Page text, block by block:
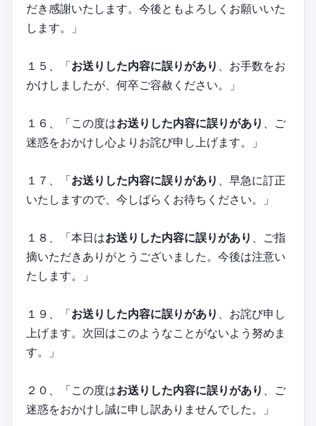
だき感謝いたします。今後ともよろしくお願いいた
します。」
１５、「お送りした内容に誤りがあり
、お手数をお
かけしましたが、何卒ご容赦ください。」
１６、「この度はお送りした内容に誤りがあり
、ご
迷惑をおかけし心よりお詫び申し上げます。」
１７、「お送りした内容に誤りがあり
、早急に訂正
いたしますので、今しばらくお待ちください。」
１８、「本日はお送りした内容に誤りがあり
、ご指
摘いただきありがとうございました。今後は注意い
たします。」
１９、「お送りした内容に誤りがあり
、お詫び申し
上げます。次回はこのようなことがないよう努めま
す。」
２０、「この度はお送りした内容に誤りがあり
、ご
迷惑をおかけし誠に申し訳ありませんでした。」